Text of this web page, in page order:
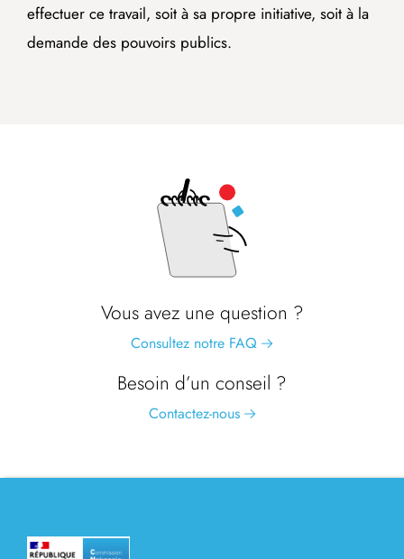
effectuer ce travail, soit à sa propre initiative, soit à la
demande des pouvoirs publics.
Vous avez une question ?
Consultez notre FAQ
Besoin d’un conseil ?
Contactez-nous